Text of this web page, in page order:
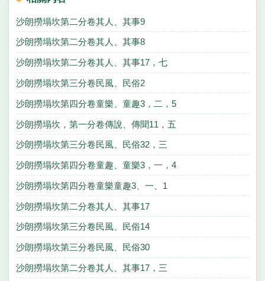
沙朗撈塌坎第二分卷其人、其事9
沙朗撈塌坎第二分卷其人、其事8
沙朗撈塌坎第二分卷其人、其事17，七
沙朗撈塌坎第三分卷民風、民俗2
沙朗撈塌坎第四分卷童樂、童趣3，二，5
沙朗撈塌坎，第一分卷傳說、傳聞11，五
沙朗撈塌坎第三分卷民風、民俗32，三
沙朗撈塌坎第四分卷童趣、童樂3，一，4
沙朗撈塌坎第四分卷童樂童趣3、一、1
沙朗撈塌坎第二分卷其人、其事17
沙朗撈塌坎第三分卷民風、民俗14
沙朗撈塌坎第三分卷民風、民俗30
沙朗撈塌坎第二分卷其人、其事17，三